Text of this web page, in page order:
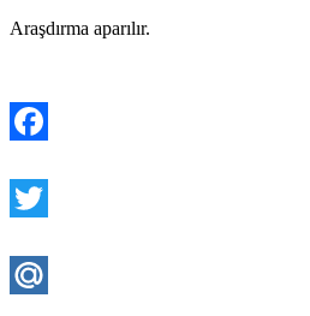
Araşdırma aparılır.